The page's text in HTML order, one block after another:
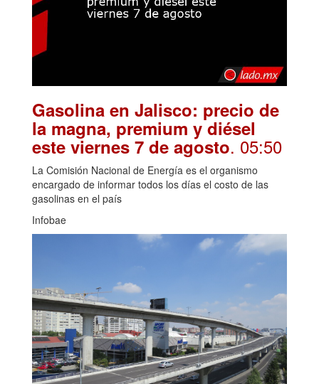
Gasolina en Jalisco: precio de
la magna, premium y diésel
este viernes 7 de agosto. 05:50
La Comisión Nacional de Energía es el organismo
encargado de informar todos los días el costo de las
gasolinas en el país
Infobae